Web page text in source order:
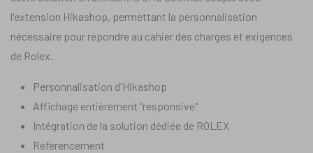
l'extension Hikashop, permettant la personnalisation
nécessaire pour répondre au cahier des charges et exigences
de Rolex.
Personnalisation d'Hikashop
Affichage entièrement "responsive"
Intégration de la solution dédiée de ROLEX
Référencement